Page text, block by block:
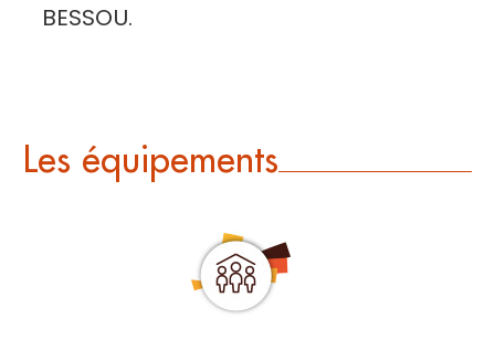
BESSOU.
Les équipements